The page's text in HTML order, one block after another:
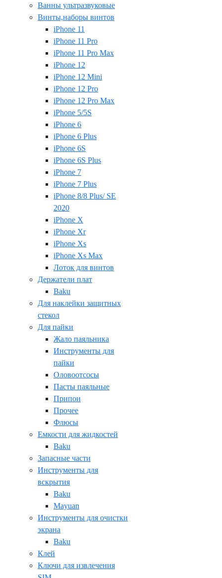
Ванны ультразвуковые
Винты,наборы винтов
iPhone 11
iPhone 11 Pro
iPhone 11 Pro Max
iPhone 12
iPhone 12 Mini
iPhone 12 Pro
iPhone 12 Pro Max
iPhone 5/5S
iPhone 6
iPhone 6 Plus
iPhone 6S
iPhone 6S Plus
iPhone 7
iPhone 7 Plus
iPhone 8/8 Plus/ SE
2020
iPhone X
iPhone Xr
iPhone Xs
iPhone Xs Max
Лоток для винтов
Держатели плат
Baku
Для наклейки защитных
стекол
Для пайки
Жало паяльника
Инструменты для
пайки
Оловоотсосы
Пасты паяльные
Припои
Прочее
Флюсы
Емкости для жидкостей
Baku
Запасные части
Инструменты для
вскрытия
Baku
Mayuan
Инструменты для очистки
экрана
Baku
Клей
Ключи для извлечения